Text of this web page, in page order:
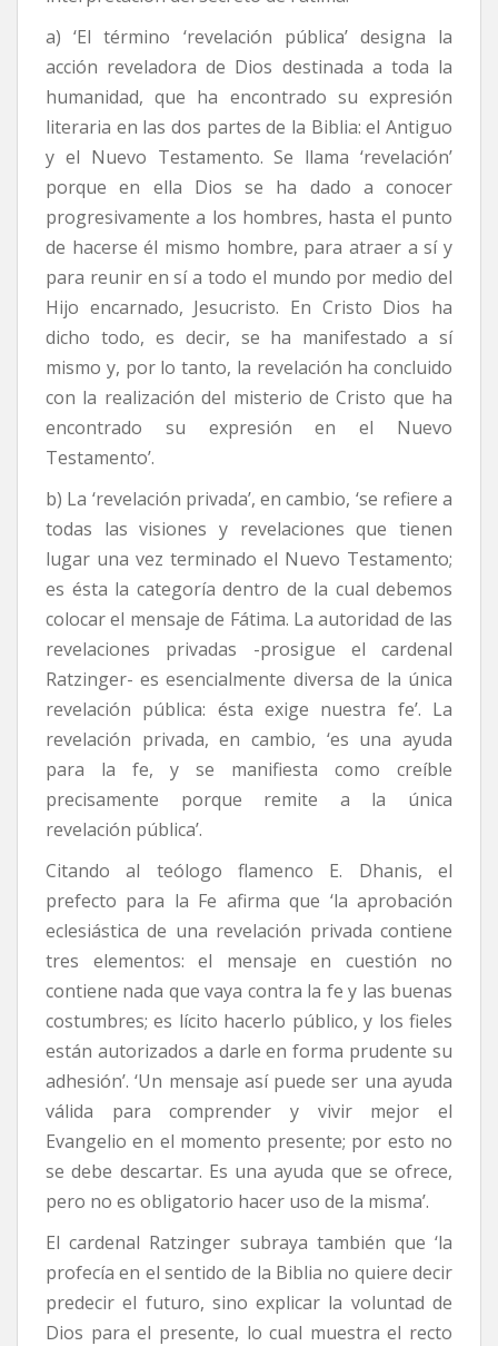
a) ‘El término ‘revelación pública’ designa la
acción reveladora de Dios destinada a toda la
humanidad, que ha encontrado su expresión
literaria en las dos partes de la Biblia: el Antiguo
y el Nuevo Testamento. Se llama ‘revelación’
porque en ella Dios se ha dado a conocer
progresivamente a los hombres, hasta el punto
de hacerse él mismo hombre, para atraer a sí y
para reunir en sí a todo el mundo por medio del
Hijo encarnado, Jesucristo. En Cristo Dios ha
dicho todo, es decir, se ha manifestado a sí
mismo y, por lo tanto, la revelación ha concluido
con la realización del misterio de Cristo que ha
encontrado su expresión en el Nuevo
Testamento’.
b) La ‘revelación privada’, en cambio, ‘se refiere a
todas las visiones y revelaciones que tienen
lugar una vez terminado el Nuevo Testamento;
es ésta la categoría dentro de la cual debemos
colocar el mensaje de Fátima. La autoridad de las
revelaciones privadas -prosigue el cardenal
Ratzinger- es esencialmente diversa de la única
revelación pública: ésta exige nuestra fe’. La
revelación privada, en cambio, ‘es una ayuda
para la fe, y se manifiesta como creíble
precisamente porque remite a la única
revelación pública’.
Citando al teólogo flamenco E. Dhanis, el
prefecto para la Fe afirma que ‘la aprobación
eclesiástica de una revelación privada contiene
tres elementos: el mensaje en cuestión no
contiene nada que vaya contra la fe y las buenas
costumbres; es lícito hacerlo público, y los fieles
están autorizados a darle en forma prudente su
adhesión’. ‘Un mensaje así puede ser una ayuda
válida para comprender y vivir mejor el
Evangelio en el momento presente; por esto no
se debe descartar. Es una ayuda que se ofrece,
pero no es obligatorio hacer uso de la misma’.
El cardenal Ratzinger subraya también que ‘la
profecía en el sentido de la Biblia no quiere decir
predecir el futuro, sino explicar la voluntad de
Dios para el presente, lo cual muestra el recto